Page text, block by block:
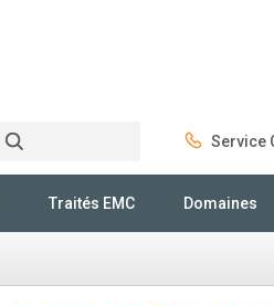
Service
Traités EMC Domaines